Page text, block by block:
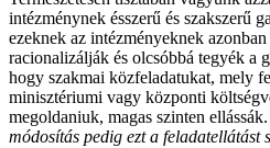
intézménynek ésszerű és szakszerű
ezeknek az intézményeknek
racionalizálják és olcsóbbá tegyék a
hogy szakmai közfeladatukat, mely
minisztériumi vagy központi
megoldaniuk, magas szinten ellássák.
módosítás pedig ezt a feladatellátást